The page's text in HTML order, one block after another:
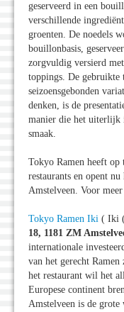
geserveerd in een
verschillende
groenten. De noedels
bouillonbasis,
zorgvuldig versierd
toppings. De gebruikte
seizoensgebonden
denken, is de
manier die het uiterlijk
smaak.
Tokyo Ramen heeft op
restaurants en opent
Amstelveen. Voor
Tokyo Ramen Iki ( Iki
18, 1181 ZM
internationale
van het gerecht Ramen
het restaurant wil het
Europese continent
Amstelveen is de grote